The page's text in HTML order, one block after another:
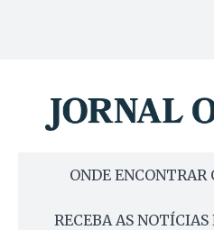
ONDE ENCONTRAR
RECEBA AS NOTÍCIAS